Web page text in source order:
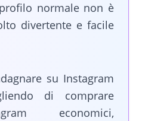
normale non è
divertente e facile
su Instagram
di comprare
economici,